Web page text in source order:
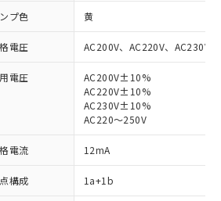
プ色 黄
電圧 AC200V、AC220V、AC230V
電圧
AC200V±10%
AC220V±10%
AC230V±10%
AC220～250V
電流 12mA
構成 1a+1b